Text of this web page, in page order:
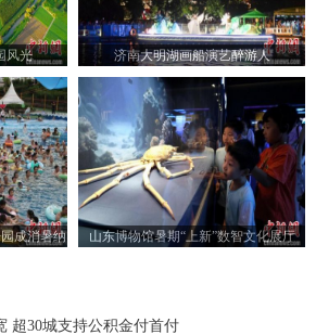
风光 济南大明湖画船演艺醉游人
成消暑纳
山东博物馆暑期“上新”数智文化展厅
超30城支持公积金付首付